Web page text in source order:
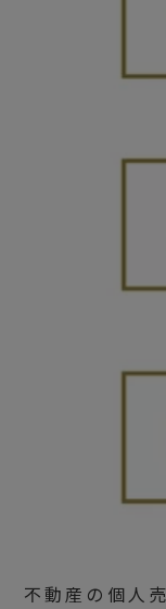
不動産の個人